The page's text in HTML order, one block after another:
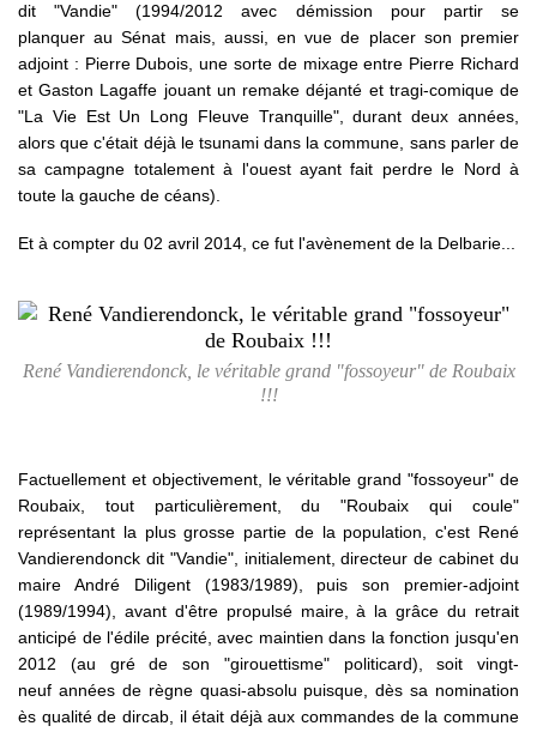
dit "Vandie" (1994/2012 avec démission pour partir se
planquer au Sénat mais, aussi, en vue de placer son premier
adjoint : Pierre Dubois, une sorte de mixage entre Pierre Richard
et Gaston Lagaffe jouant un remake déjanté et tragi-comique de
"La Vie Est Un Long Fleuve Tranquille", durant deux années,
alors que c'était déjà le tsunami dans la commune, sans parler de
sa campagne totalement à l'ouest ayant fait perdre le Nord à
toute la gauche de céans).
Et à compter du 02 avril 2014, ce fut l'avènement de la Delbarie...
René Vandierendonck, le véritable grand "fossoyeur" de Roubaix
!!!
Factuellement et objectivement, le véritable grand "fossoyeur" de
Roubaix, tout particulièrement, du "Roubaix qui coule"
représentant la plus grosse partie de la population, c'est René
Vandierendonck dit "Vandie", initialement, directeur de cabinet du
maire André Diligent (1983/1989), puis son premier-adjoint
(1989/1994), avant d'être propulsé maire, à la grâce du retrait
anticipé de l'édile précité, avec maintien dans la fonction jusqu'en
2012 (au gré de son "girouettisme" politicard), soit vingt-
neuf années de règne quasi-absolu puisque, dès sa nomination
ès qualité de dircab, il était déjà aux commandes de la commune